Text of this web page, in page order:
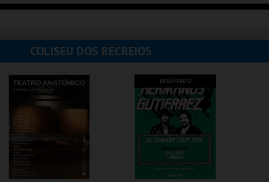
Olá,iniciar sessão
CARRINHO
EVENTOS
CARTÕES
PRODUTOS
COLISEU DOS RECREIOS
ESGOTADO